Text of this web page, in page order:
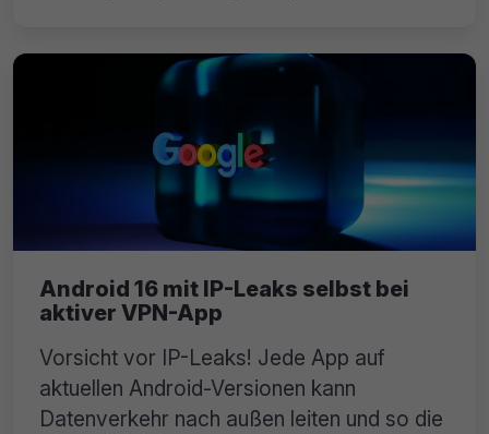
Android 16 mit IP-Leaks selbst bei
aktiver VPN-App
Vorsicht vor IP-Leaks! Jede App auf
aktuellen Android-Versionen kann
Datenverkehr nach außen leiten und so die